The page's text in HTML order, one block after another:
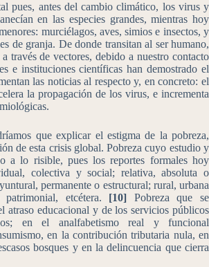
pues, antes del cambio climático, los virus y
en las especies grandes, mientras hoy
murciélagos, aves, simios e insectos, y
de granja. De donde transitan al ser humano,
través de vectores, debido a nuestro contacto
e instituciones científicas han demostrado el
las noticias al respecto y, en concreto: el
la propagación de los virus, e incrementa
que explicar el estigma de la pobreza,
de esta crisis global. Pobreza cuyo estudio y
a lo risible, pues los reportes formales hoy
colectiva y social; relativa, absoluta o
permanente o estructural; rural, urbana
etcétera. [10] Pobreza que se
atraso educacional y de los servicios públicos
en el analfabetismo real y funcional
en la contribución tributaria nula, en
bosques y en la delincuencia que cierra